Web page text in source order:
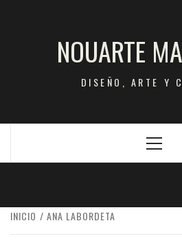
NOUARTE
DISEÑO, ARTE Y
Menú
INICIO ANA LABORDETA